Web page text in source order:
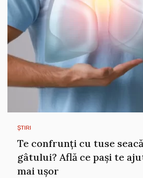
ȘTIRI
Te confrunți cu tuse
gâtului? Află ce pași te
mai ușor